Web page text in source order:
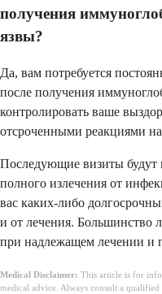
получения
язвы?
Да, вам потребуется
после получения
контролировать ваше
отсроченными реакциями
Последующие визиты будут
полного излечения от
вас каких-либо
и от лечения. Большинство
при надлежащем лечении и
Medical Disclaimer: This article is for
medical advice. Always consult a